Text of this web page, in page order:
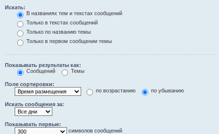
Искать:
В названиях тем и текстах сообщений
Только в текстах сообщений
Только по названию темы
Только в первом сообщении темы
Показывать результаты как:
Сообщений
Темы
Поле сортировки:
по возрастанию
по убыванию
Искать сообщения за:
Показывать первые:
символов сообщений